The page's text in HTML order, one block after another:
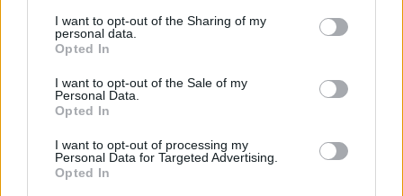
I want to opt-out of the Sharing of my
personal data.
Opted In
I want to opt-out of the Sale of my
Personal Data.
Opted In
I want to opt-out of processing my
Personal Data for Targeted Advertising.
Opted In
ASTROGIRL
Κάια Γκέρμπερ: Με
look θύμισε τη Σίντι
Κρόφορντ
εκδήλωση για τη σειρά «The
Shards» στο Λος Αντζελες